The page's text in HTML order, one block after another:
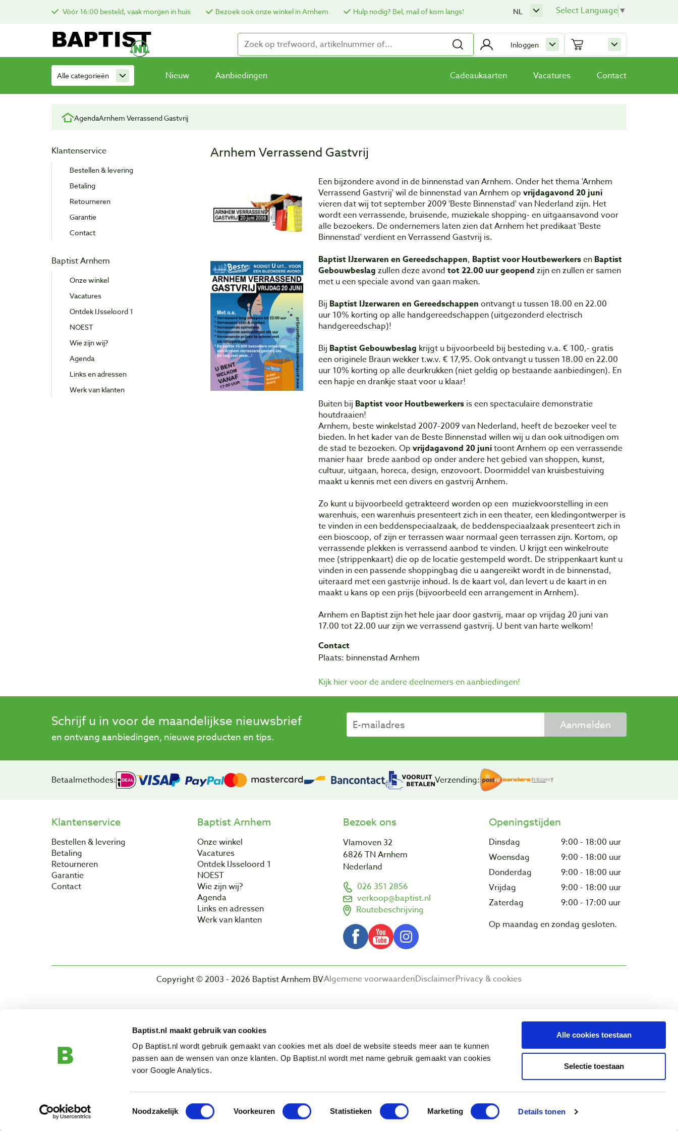
Baptist.nl maakt gebruik van cookies
Op Baptist.nl wordt gebruik gemaakt van cookies met als doel de website steeds meer aan te kunnen
passen aan de wensen van onze klanten. Op Baptist.nl wordt met name gebruik gemaakt van cookies
voor Google Analytics.
Toestemmingsselectie
Noodzakelijk
Voorkeuren Statistieken Marketing Details tonen
Alle cookies toestaan
Selectie toestaan
Vóór 16:00 besteld, vaak morgen in huis Bezoek ook onze winkel in Arnhem Hulp nodig? Bel, mail of kom langs! Select Language▼
NL
Inloggen
Alle categorieën Nieuw Aanbiedingen Cadeaukaarten Vacatures Contact
AgendaArnhem Verrassend Gastvrij
Klantenservice
Bestellen & levering
Betaling
Retourneren
Garantie
Contact
Baptist Arnhem
Onze winkel
Vacatures
Ontdek IJsseloord 1
NOEST
Wie zijn wij?
Agenda
Links en adressen
Werk van klanten
Arnhem Verrassend Gastvrij
Een bijzondere avond in de binnenstad van Arnhem. Onder het thema 'Arnhem
Verrassend Gastvrij' wil de binnenstad van Arnhem op vrijdagavond 20 juni
vieren dat wij tot september 2009 'Beste Binnenstad' van Nederland zijn. Het
wordt een verrassende, bruisende, muziekale shopping- en uitgaansavond voor
alle bezoekers. De ondernemers laten zien dat Arnhem het predikaat 'Beste
Binnenstad' verdient en Verrassend Gastvrij is.
Baptist IJzerwaren en Gereedschappen, Baptist voor Houtbewerkersen Baptist
Gebouwbeslag zullen deze avond tot22.00 uur geopend zijn en zullen er samen
met u een speciale avond van gaan maken.
Bij Baptist IJzerwaren en Gereedschappen ontvangt u tussen 18.00 en 22.00
uur 10% korting op alle handgereedschappen (uitgezonderd electrisch
handgereedschap)!
Bij Baptist Gebouwbeslag krijgt u bijvoorbeeld bij besteding v.a. € 100,- gratis
een originele Braun wekker t.w.v. € 17,95. Ook ontvangt u tussen 18.00 en 22.00
uur 10% korting op alle deurkrukken (niet geldig op bestaande aanbiedingen). En
een hapje en drankje staat voor u klaar!
Buiten bij Baptist voor Houtbewerkers is een spectaculaire demonstratie
houtdraaien!
Arnhem, beste winkelstad 2007-2009 van Nederland, heeft de bezoeker veel te
bieden. In het kader van de Beste Binnenstad willen wij u dan ook uitnodigen om
de stad te bezoeken. Op vrijdagavond 20 junitoont Arnhem op een verrassende
manier haar brede aanbod op onder andere het gebied van shoppen, kunst,
cultuur, uitgaan, horeca, design, enzovoort. Doormiddel van kruisbestuiving
maakt u kennis met een divers en gastvrij Arnhem.
Zo kunt u bijvoorbeeld getrakteerd worden op een muziekvoorstelling in een
warenhuis, een warenhuis presenteert zich in een theater, een kledingontwerper is
te vinden in een beddenspeciaalzaak, de beddenspeciaalzaak presenteert zich in
een bioscoop, of zijn er terrassen waar normaal geen terrassen zijn. Kortom, op
verrassende plekken is verrassend aanbod te vinden. U krijgt een winkelroute
mee (strippenkaart) die op de locatie gestempeld wordt. De strippenkaart kunt u
vinden in een passende shoppingbag die u aangereikt wordt in de binnenstad,
uiteraard met een gastvrije inhoud. Is de kaart vol, dan levert u de kaart in en
maakt u kans op een prijs (bijvoorbeeld een arrangement in Arnhem).
Arnhem en Baptist zijn het hele jaar door gastvrij, maar op vrijdag 20 juni van
17.00 tot 22.00 uur zijn we verrassend gastvrij. U bent van harte welkom!
Contact
Plaats: binnenstad Arnhem
Kijk hier voor de andere deelnemers en aanbiedingen!
Schrijf u in voor de maandelijkse nieuwsbrief
en ontvang aanbiedingen, nieuwe producten en tips.
Aanmelden
Betaalmethodes: Verzending:
Klantenservice
Bestellen & levering
Betaling
Retourneren
Garantie
Contact
Baptist Arnhem
Onze winkel
Vacatures
Ontdek IJsseloord 1
NOEST
Wie zijn wij?
Agenda
Links en adressen
Werk van klanten
Bezoek ons
Vlamoven 32
6826 TN Arnhem
Nederland
026 351 2856
verkoop@baptist.nl
Routebeschrijving
Openingstijden
Dinsdag
9:00 - 18:00 uur
Woensdag
9:00 - 18:00 uur
Donderdag
9:00 - 18:00 uur
Vrijdag
9:00 - 18:00 uur
Zaterdag
9:00 - 17:00 uur
Op maandag en zondag gesloten.
Algemene voorwaardenDisclaimerPrivacy & cookies
Copyright © 2003 - 2026 Baptist Arnhem BV